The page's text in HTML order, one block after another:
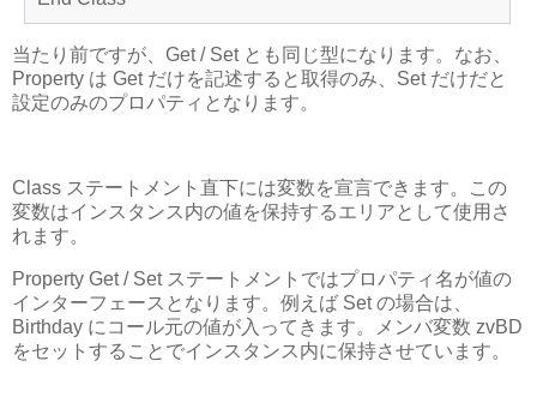
当たり前ですが、Get / Set とも同じ型になります。なお、
Property は Get だけを記述すると取得のみ、Set だけだと
設定のみのプロパティとなります。
Class ステートメント直下には変数を宣言できます。この
変数はインスタンス内の値を保持するエリアとして使用さ
れます。
Property Get / Set ステートメントではプロパティ名が値の
インターフェースとなります。例えば Set の場合は、
Birthday にコール元の値が入ってきます。メンバ変数 zvBD
をセットすることでインスタンス内に保持させています。